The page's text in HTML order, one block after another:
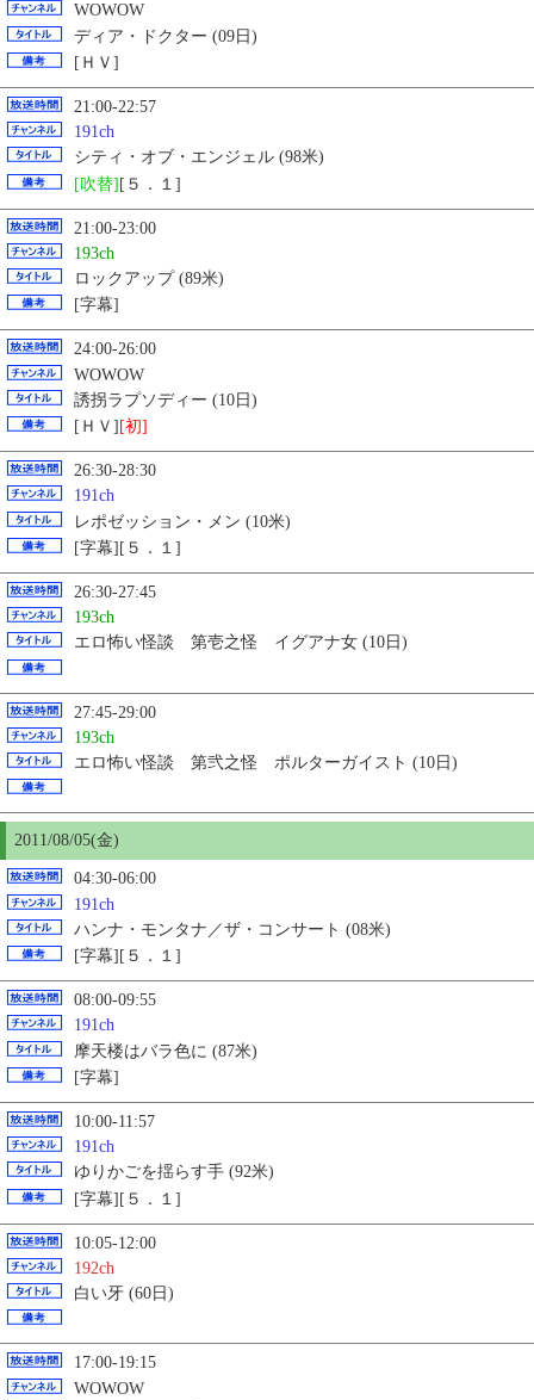
WOWOW
ディア・ドクター (09日)
[ＨＶ]
21:00-22:57
191ch
シティ・オブ・エンジェル (98米)
[吹替][５．１]
21:00-23:00
193ch
ロックアップ (89米)
[字幕]
24:00-26:00
WOWOW
誘拐ラプソディー (10日)
[ＨＶ] [初]
26:30-28:30
191ch
レポゼッション・メン (10米)
[字幕][５．１]
26:30-27:45
193ch
エロ怖い怪談 第壱之怪 イグアナ女 (10日)
27:45-29:00
193ch
エロ怖い怪談 第弐之怪 ポルターガイスト (10日)
2011/08/05(金)
04:30-06:00
191ch
ハンナ・モンタナ／ザ・コンサート (08米)
[字幕][５．１]
08:00-09:55
191ch
摩天楼はバラ色に (87米)
[字幕]
10:00-11:57
191ch
ゆりかごを揺らす手 (92米)
[字幕][５．１]
10:05-12:00
192ch
白い牙 (60日)
17:00-19:15
WOWOW